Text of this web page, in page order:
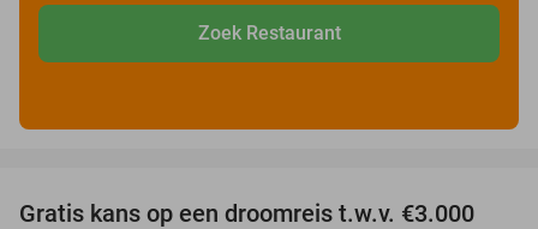
Zoek Restaurant
Gratis kans op een droomreis t.w.v. €3.000